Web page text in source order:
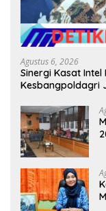
Agustus 6, 2026
Sinergi Kasat
Kesbangpoldagri